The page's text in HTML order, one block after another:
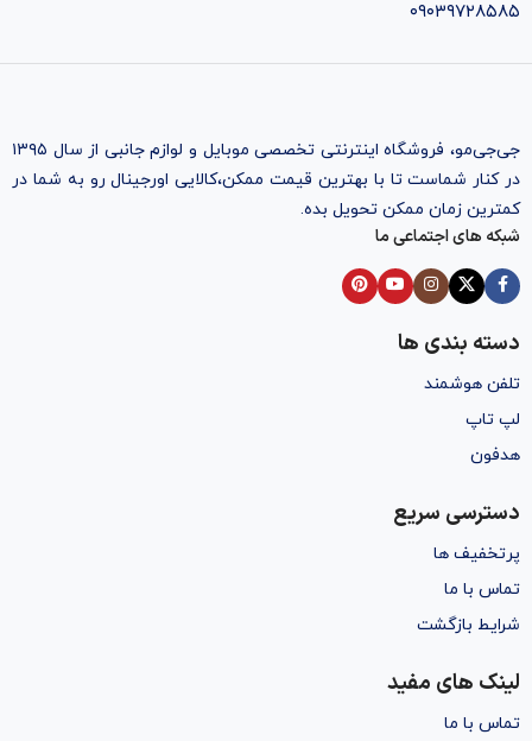
۰۹۰۳۹۷۲۸۵۸۵
جی‌جی‌مو، فروشگاه اینترنتی تخصصی موبایل و لوازم جانبی از سال ۱۳۹۵
در کنار شماست تا با بهترین قیمت ممکن،‌کالایی اورجینال رو به شما در
کمترین زمان ممکن تحویل بده.
شبکه های اجتماعی ما
دسته بندی ها
تلفن هوشمند
لپ تاپ
هدفون
دسترسی سریع
پرتخفیف ها
تماس با ما
شرایط بازگشت
لینک های مفید
تماس با ما